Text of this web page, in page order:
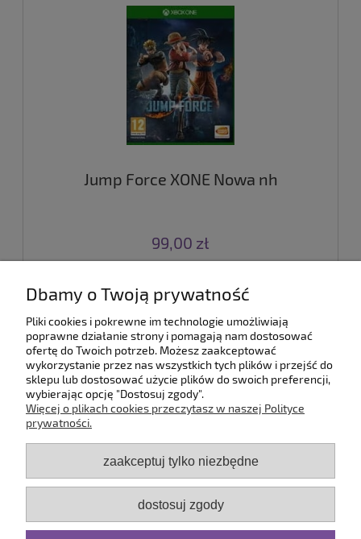
Jump Force XONE Nowa nh
99,00 zł
do koszyka
« 1 2 3 4 5 6 ... 9
Pomoc
Moje konto
Serwis
Dbamy o Twoją prywatność
Pliki cookies i pokrewne im technologie umożliwiają
poprawne działanie strony i pomagają nam dostosować
ofertę do Twoich potrzeb. Możesz zaakceptować
wykorzystanie przez nas wszystkich tych plików i przejść do
sklepu lub dostosować użycie plików do swoich preferencji,
wybierając opcję "Dostosuj zgody".
Więcej o plikach cookies przeczytasz w naszej Polityce
prywatności.
zaakceptuj tylko niezbędne
dostosuj zgody